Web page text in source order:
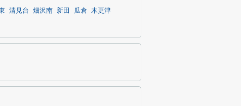
清見台 畑沢南 新田 瓜倉 木更津